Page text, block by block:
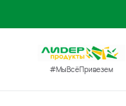
#МыВсёПривезем